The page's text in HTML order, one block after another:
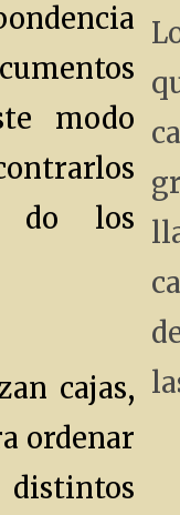
modo
do los
cajas,
ordenar